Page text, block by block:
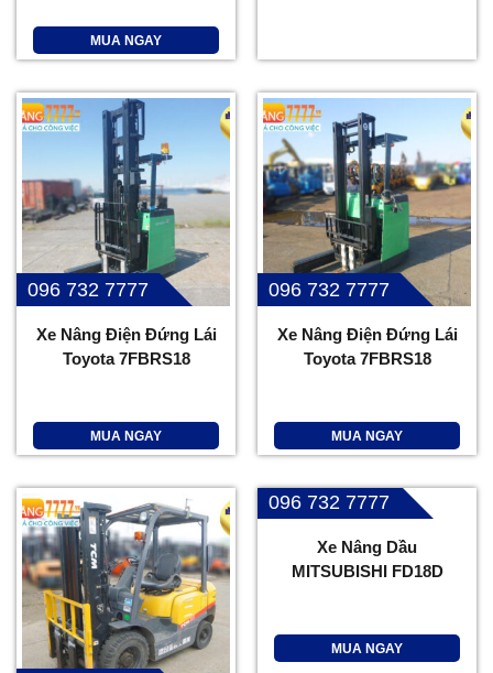
MUA NGAY
096 732 7777
Xe Nâng Điện Đứng Lái
Toyota 7FBRS18
MUA NGAY
096 732 7777
Xe Nâng Điện Đứng Lái
Toyota 7FBRS18
MUA NGAY
096 732 7777
Xe Nâng Dầu
MITSUBISHI FD18D
MUA NGAY